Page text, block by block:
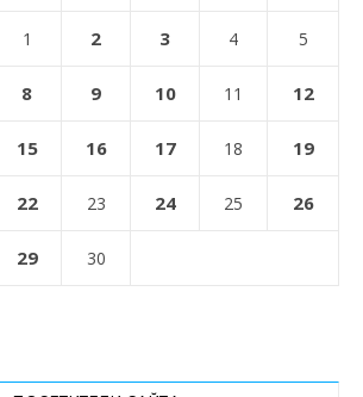
1 2 3 4 5
8 9 10 11 12
15 16 17 18 19
22 23 24 25 26
29 30